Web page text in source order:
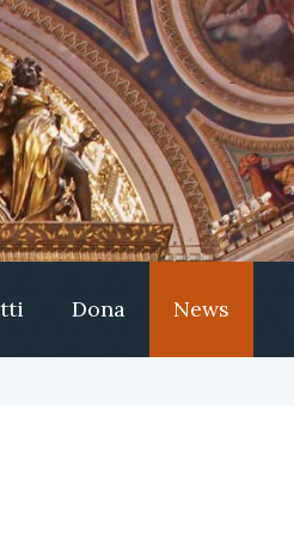
Dona News